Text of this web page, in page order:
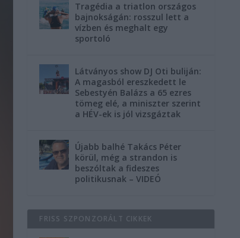
Tragédia a triatlon országos
bajnokságán: rosszul lett a
vízben és meghalt egy
sportoló
Látványos show DJ Oti buliján:
A magasból ereszkedett le
Sebestyén Balázs a 65 ezres
tömeg elé, a miniszter szerint
a HÉV-ek is jól vizsgáztak
Újabb balhé Takács Péter
körül, még a strandon is
beszóltak a fideszes
politikusnak – VIDEÓ
FRISS SZPONZORÁLT CIKKEK